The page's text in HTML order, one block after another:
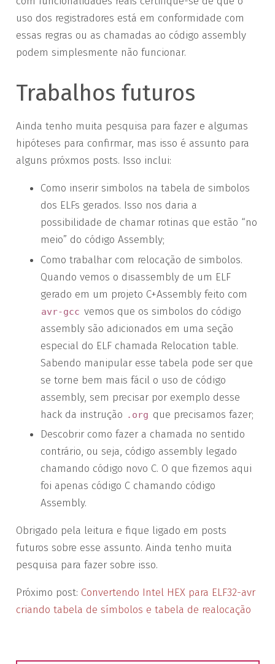
uso dos registradores está em conformidade com
essas regras ou as chamadas ao código assembly
podem simplesmente não funcionar.
Trabalhos futuros
Ainda tenho muita pesquisa para fazer e algumas
hipóteses para confirmar, mas isso é assunto para
alguns próxmos posts. Isso inclui:
Como inserir simbolos na tabela de simbolos
dos ELFs gerados. Isso nos daria a
possibilidade de chamar rotinas que estão “no
meio” do código Assembly;
Como trabalhar com relocação de simbolos.
Quando vemos o disassembly de um ELF
gerado em um projeto C+Assembly feito com
avr-gcc vemos que os simbolos do código
assembly são adicionados em uma seção
especial do ELF chamada Relocation table.
Sabendo manipular esse tabela pode ser que
se torne bem mais fácil o uso de código
assembly, sem precisar por exemplo desse
hack da instrução .org que precisamos fazer;
Descobrir como fazer a chamada no sentido
contrário, ou seja, código assembly legado
chamando código novo C. O que fizemos aqui
foi apenas código C chamando código
Assembly.
Obrigado pela leitura e fique ligado em posts
futuros sobre esse assunto. Ainda tenho muita
pesquisa para fazer sobre isso.
Próximo post: Convertendo Intel HEX para ELF32-avr
criando tabela de símbolos e tabela de realocação